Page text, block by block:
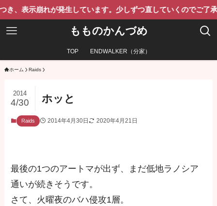
れが発生しています。少しずつ直していくのでご了承ください
もものかんづめ
TOP ENDWALKER（分家）
ホーム Raids
ホッと
2014
4/30
Raids 2014年4月30日 2020年4月21日
最後の1つのアートマが出ず、まだ低地ラノシア
通いが続きそうです。
さて、火曜夜のバハ侵攻1層。